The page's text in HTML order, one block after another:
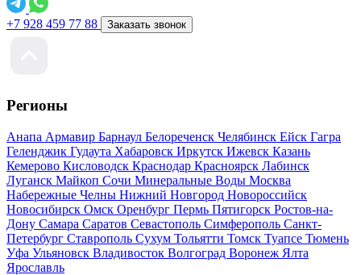
+7 928 459 77 88 Заказать звонок
Регионы
Анапа Армавир Барнаул Белореченск Челябинск Ейск Гагра
Геленджик Гудаута Хабаровск Иркутск Ижевск Казань
Кемерово Кисловодск Краснодар Красноярск Лабинск
Луганск Майкоп Сочи Минеральные Воды Москва
Набережные Челны Нижний Новгород Новороссийск
Новосибирск Омск Оренбург Пермь Пятигорск Ростов-на-
Дону Самара Саратов Севастополь Симферополь Санкт-
Петербург Ставрополь Сухум Тольятти Томск Туапсе Тюмень
Уфа Ульяновск Владивосток Волгоград Воронеж Ялта
Ярославль